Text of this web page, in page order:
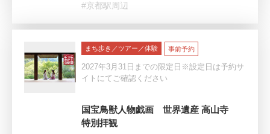
#京都駅周辺
まち歩き／ツアー／体験 事前予約
2027年3月31日までの限定日※設定日は予約サ
イトにてご確認ください
国宝鳥獣人物戯画 世界遺産 高山寺
特別拝観